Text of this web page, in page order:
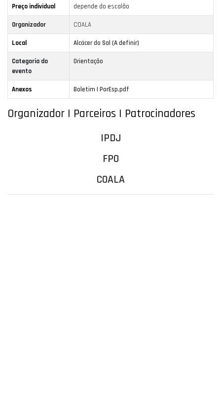
Preço individual depende do escalão
Organizador COALA
Local Alcácer do Sal (A definir)
Categoria do
evento
Orientação
Anexos Boletim I PorEsp.pdf
Organizador | Parceiros | Patrocinadores
IPDJ
FPO
COALA